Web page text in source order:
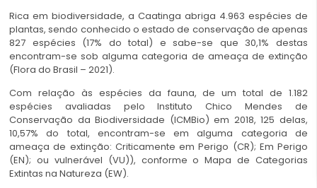
Rica em biodiversidade, a Caatinga abriga 4.963 espécies de
plantas, sendo conhecido o estado de conservação de apenas
827 espécies (17% do total) e sabe-se que 30,1% destas
encontram-se sob alguma categoria de ameaça de extinção
(Flora do Brasil – 2021).
Com relação às espécies da fauna, de um total de 1.182
espécies avaliadas pelo Instituto Chico Mendes de
Conservação da Biodiversidade (ICMBio) em 2018, 125 delas,
10,57% do total, encontram-se em alguma categoria de
ameaça de extinção: Criticamente em Perigo (CR); Em Perigo
(EN); ou vulnerável (VU)), conforme o Mapa de Categorias
Extintas na Natureza (EW).